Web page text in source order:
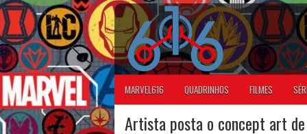
MARVEL616 QUADRINHOS FILMES
Artista posta o concept art